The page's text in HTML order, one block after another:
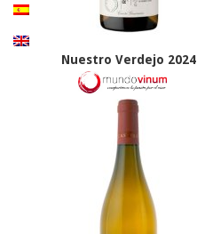
Nuestro Verdejo 2024
7.5 €